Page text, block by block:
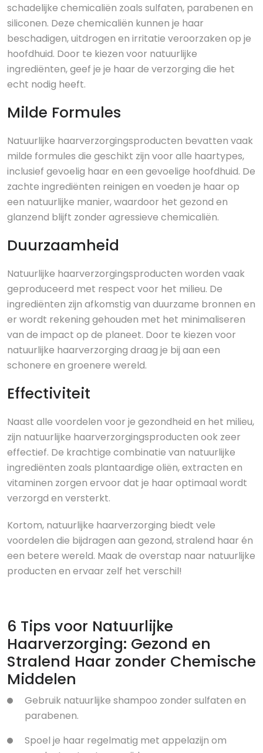
schadelijke chemicaliën zoals sulfaten, parabenen en
siliconen. Deze chemicaliën kunnen je haar
beschadigen, uitdrogen en irritatie veroorzaken op je
hoofdhuid. Door te kiezen voor natuurlijke
ingrediënten, geef je je haar de verzorging die het
echt nodig heeft.
Milde Formules
Natuurlijke haarverzorgingsproducten bevatten vaak
milde formules die geschikt zijn voor alle haartypes,
inclusief gevoelig haar en een gevoelige hoofdhuid. De
zachte ingrediënten reinigen en voeden je haar op
een natuurlijke manier, waardoor het gezond en
glanzend blijft zonder agressieve chemicaliën.
Duurzaamheid
Natuurlijke haarverzorgingsproducten worden vaak
geproduceerd met respect voor het milieu. De
ingrediënten zijn afkomstig van duurzame bronnen en
er wordt rekening gehouden met het minimaliseren
van de impact op de planeet. Door te kiezen voor
natuurlijke haarverzorging draag je bij aan een
schonere en groenere wereld.
Effectiviteit
Naast alle voordelen voor je gezondheid en het milieu,
zijn natuurlijke haarverzorgingsproducten ook zeer
effectief. De krachtige combinatie van natuurlijke
ingrediënten zoals plantaardige oliën, extracten en
vitaminen zorgen ervoor dat je haar optimaal wordt
verzorgd en versterkt.
Kortom, natuurlijke haarverzorging biedt vele
voordelen die bijdragen aan gezond, stralend haar én
een betere wereld. Maak de overstap naar natuurlijke
producten en ervaar zelf het verschil!
6 Tips voor Natuurlijke
Haarverzorging: Gezond en
Stralend Haar zonder Chemische
Middelen
Gebruik natuurlijke shampoo zonder sulfaten en
parabenen.
Spoel je haar regelmatig met appelazijn om